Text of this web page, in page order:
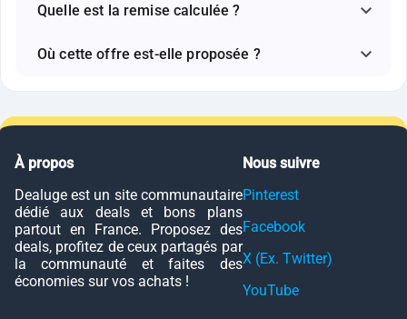
Quelle est la remise calculée ?
Où cette offre est-elle proposée ?
À propos
Dealuge est un site communautaire
dédié aux deals et bons plans
partout en France. Proposez des
deals, profitez de ceux partagés par
la communauté et faites des
économies sur vos achats !
Nous suivre
Pinterest
Facebook
X (Ex. Twitter)
YouTube